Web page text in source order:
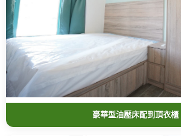
豪華型油壓床配到頂衣櫃